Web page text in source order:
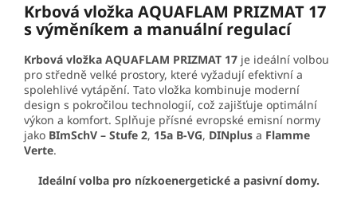
Krbová vložka AQUAFLAM PRIZMAT 17
s výměníkem a manuální regulací
Krbová vložka AQUAFLAM PRIZMAT 17 je ideální volbou
pro středně velké prostory, které vyžadují efektivní a
spolehlivé vytápění. Tato vložka kombinuje moderní
design s pokročilou technologií, což zajišťuje optimální
výkon a komfort. Splňuje přísné evropské emisní normy
jako BImSchV – Stufe 2, 15a B-VG, DINplus a Flamme
Verte.
Ideální volba pro nízkoenergetické a pasivní domy.